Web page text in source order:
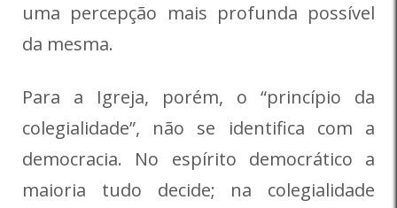
uma percepção mais profunda possível
da mesma.
Para a Igreja, porém, o “princípio da
colegialidade”, não se identifica com a
democracia. No espírito democrático a
maioria tudo decide; na colegialidade